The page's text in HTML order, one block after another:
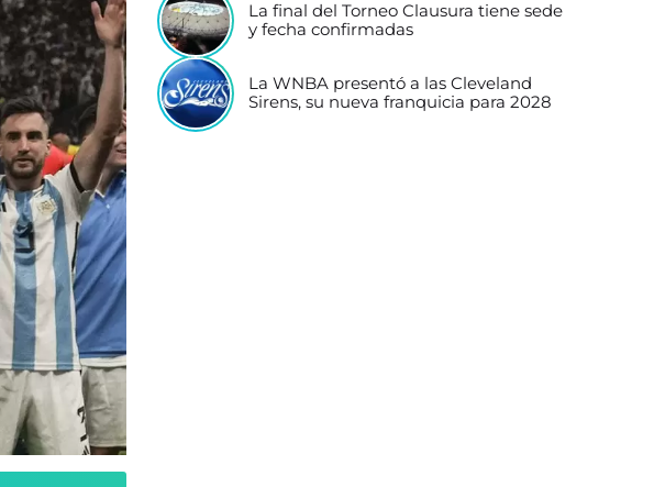
La final del Torneo Clausura tiene sede
y fecha confirmadas
La WNBA presentó a las Cleveland
Sirens, su nueva franquicia para 2028